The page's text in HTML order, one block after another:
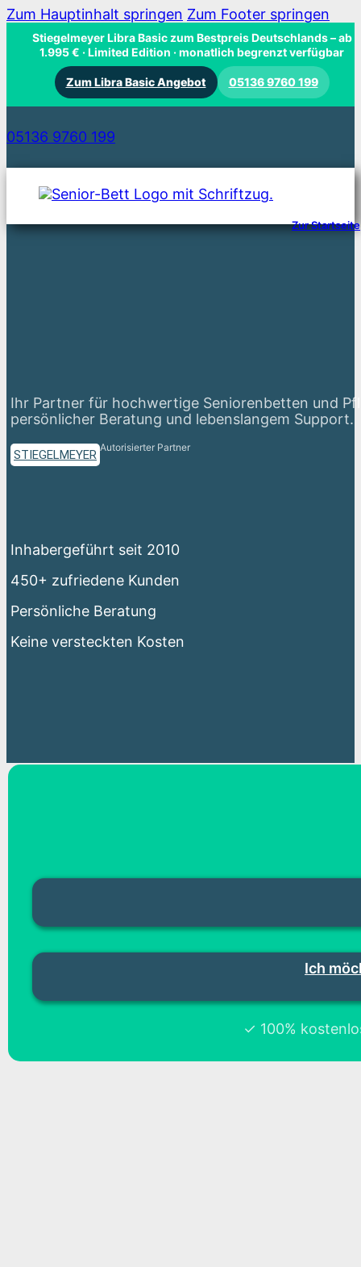
Zum Hauptinhalt springen Zum Footer springen
Stiegelmeyer Libra Basic zum Bestpreis Deutschlands– ab
1.995 € · Limited Edition · monatlich begrenzt verfügbar
Zum Libra Basic Angebot 05136 9760 199
05136 9760 199
Zur Startseite
Ihr Partner für hochwertige Seniorenbetten und
persönlicher Beratung und lebenslangem Support.
STIEGELMEYER
Autorisierter Partner
Inhabergeführt seit 2010
450+ zufriedene Kunden
Persönliche Beratung
Keine versteckten Kosten
Ich
✓ 100%